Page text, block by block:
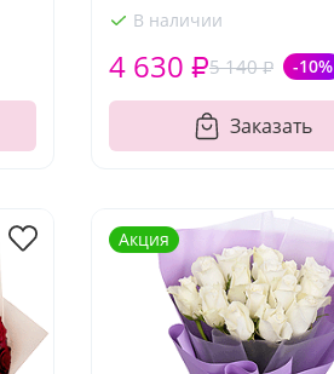
В наличии
5 140 ₽ -10%
4 630 ₽
Заказать
Акция